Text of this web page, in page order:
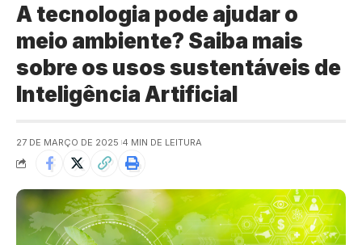
A tecnologia pode ajudar o
meio ambiente? Saiba mais
sobre os usos sustentáveis de
Inteligência Artificial
27 DE MARÇO DE 2025 4 MIN DE LEITURA